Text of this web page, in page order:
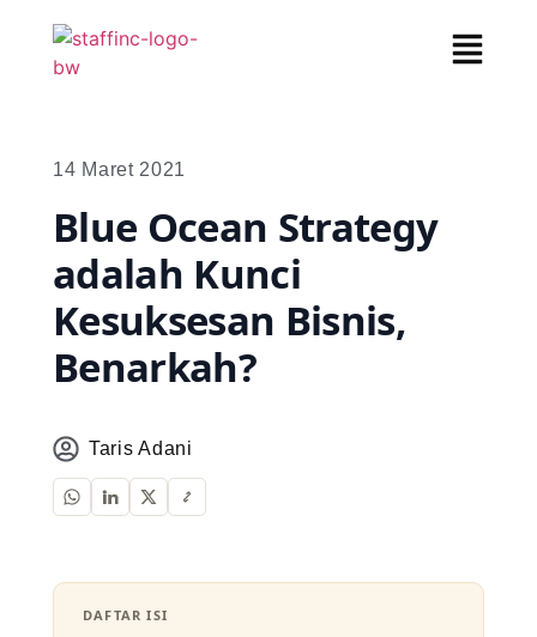
14 Maret 2021
Blue Ocean Strategy
adalah Kunci
Kesuksesan Bisnis,
Benarkah?
Taris Adani
DAFTAR ISI